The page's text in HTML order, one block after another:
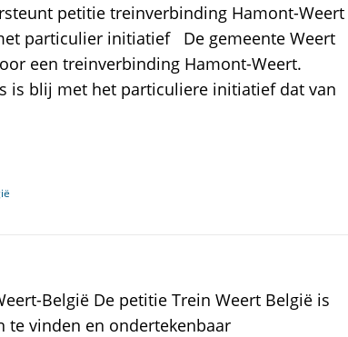
petitie treinverbinding Hamont-Weert
particulier initiatief De gemeente Weert
een treinverbinding Hamont-Weert.
is blij met het particuliere initiatief dat van
België De petitie Trein Weert België is
te vinden en ondertekenbaar